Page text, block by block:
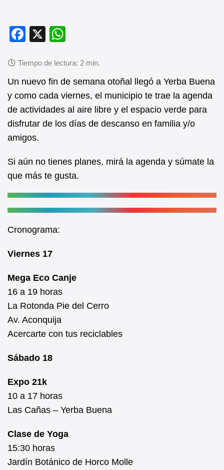
F
c
e
b
o
o
k
X
at
s
A
p
p
Un nuevo fin de semana otoñal llegó a Yerba Buena
y como cada viernes, el municipio te trae la agenda
de actividades al aire libre y el espacio verde para
disfrutar de los días de descanso en familia y/o
amigos.
Si aún no tienes planes, mirá la agenda y súmate la
que más te gusta.
Cronograma:
Viernes 17
Mega Eco Canje
16 a 19 horas
La Rotonda Pie del Cerro
Av. Aconquija
Acercarte con tus reciclables
Sábado 18
Expo 21k
10 a 17 horas
Las Cañas – Yerba Buena
Clase de Yoga
15:30 horas
Jardín Botánico de Horco Molle